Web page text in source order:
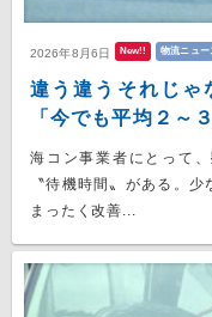
2026年8月6日 New!! 物流ニュー
違う違うそれじ
「今でも平均２～
海コン事業者にとって
〝待機時間〟がある。
まったく改善...